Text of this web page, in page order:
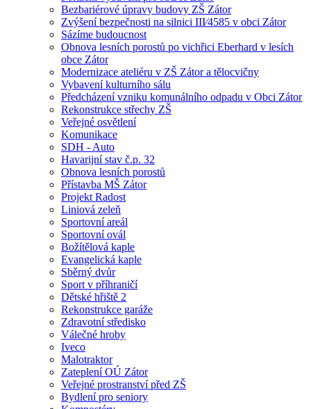
Bezbariérové úpravy budovy ZŠ Zátor
Zvýšení bezpečnosti na silnici III⁄4585 v obci Zátor
Sázíme budoucnost
Obnova lesních porostů po vichřici Eberhard v lesích
obce Zátor
Modernizace ateliéru v ZŠ Zátor a tělocvičny
Vybavení kulturního sálu
Předcházení vzniku komunálního odpadu v Obci Zátor
Rekonstrukce střechy ZŠ
Veřejné osvětlení
Komunikace
SDH - Auto
Havarijní stav č.p. 32
Obnova lesních porostů
Přístavba MŠ Zátor
Projekt Radost
Liniová zeleň
Sportovní areál
Sportovní ovál
Božítělová kaple
Evangelická kaple
Sběrný dvůr
Sport v příhraničí
Dětské hřiště 2
Rekonstrukce garáže
Zdravotní středisko
Válečné hroby
Iveco
Malotraktor
Zateplení OÚ Zátor
Veřejné prostranství před ZŠ
Bydlení pro seniory